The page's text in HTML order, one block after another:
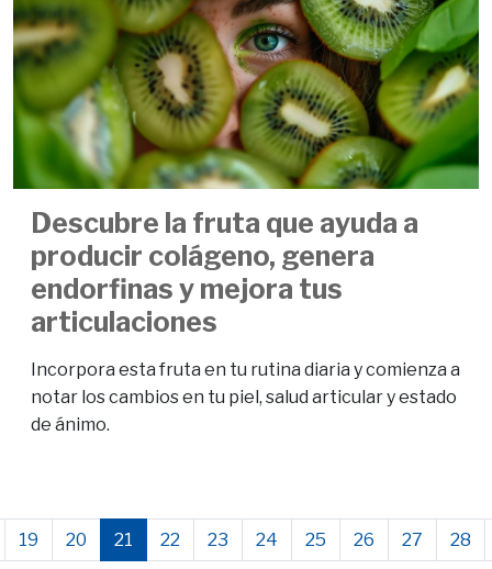
Descubre la fruta que ayuda a
producir colágeno, genera
endorfinas y mejora tus
articulaciones
Incorpora esta fruta en tu rutina diaria y comienza a
notar los cambios en tu piel, salud articular y estado
de ánimo.
19 20 21 22 23 24 25 26 27 28